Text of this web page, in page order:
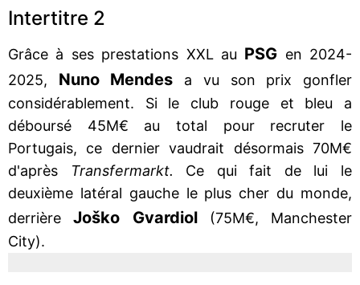
Intertitre 2
Grâce à ses prestations XXL au PSG en 2024-
2025, Nuno Mendes a vu son prix gonfler
considérablement. Si le club rouge et bleu a
déboursé 45M€ au total pour recruter le
Portugais, ce dernier vaudrait désormais 70M€
d'après
Transfermarkt. Ce qui fait de lui le
deuxième latéral gauche le plus cher du monde,
derrièreJoško Gvardiol(75M€, Manchester
City).